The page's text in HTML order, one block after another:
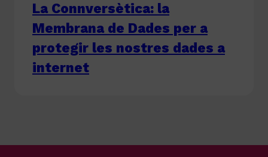
La Connversètica: la
Membrana de Dades per a
protegir les nostres dades a
internet